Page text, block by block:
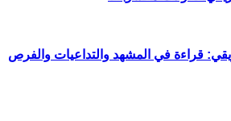
قراءة في المشهد والتداعيات والفرص